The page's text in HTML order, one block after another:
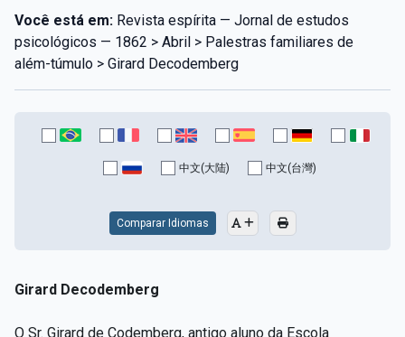
Você está em: Revista espírita — Jornal de estudos
psicológicos — 1862 > Abril > Palestras familiares de
além-túmulo > Girard Decodemberg
中文(大陆) 中文(台灣)
Comparar Idiomas
Girard Decodemberg
O Sr. Girard de Codemberg, antigo aluno da Escola